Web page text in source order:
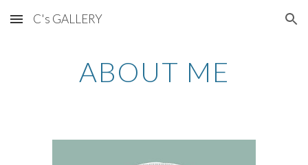
Skip to main content Skip to navigation
C's GALLERY
ABOUT ME